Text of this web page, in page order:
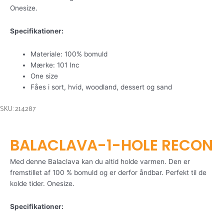
Onesize.
Specifikationer:
Materiale: 100% bomuld
Mærke: 101 Inc
One size
Fåes i sort, hvid, woodland, dessert og sand
SKU: 214287
BALACLAVA-1-HOLE RECON
Med denne Balaclava kan du altid holde varmen. Den er
fremstillet af 100 % bomuld og er derfor åndbar. Perfekt til de
kolde tider. Onesize.
Specifikationer: